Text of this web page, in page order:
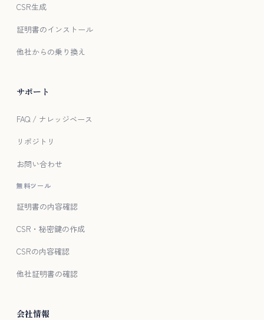
CSR生成
証明書のインストール
他社からの乗り換え
サポート
FAQ / ナレッジベース
リポジトリ
お問い合わせ
無料ツール
証明書の内容確認
CSR・秘密鍵の作成
CSRの内容確認
他社証明書の確認
会社情報